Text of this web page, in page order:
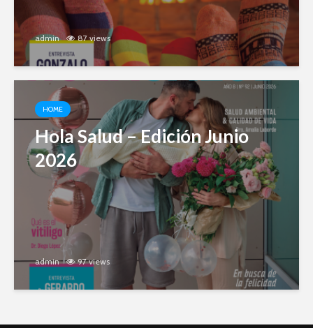
admin 87 views
HOME
Hola Salud – Edición Junio
2026
admin 97 views